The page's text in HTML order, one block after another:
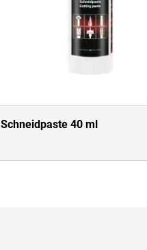
Schneidpaste 40 ml